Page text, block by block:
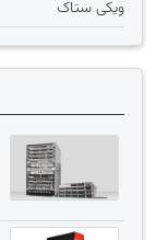
ویکی ستاک